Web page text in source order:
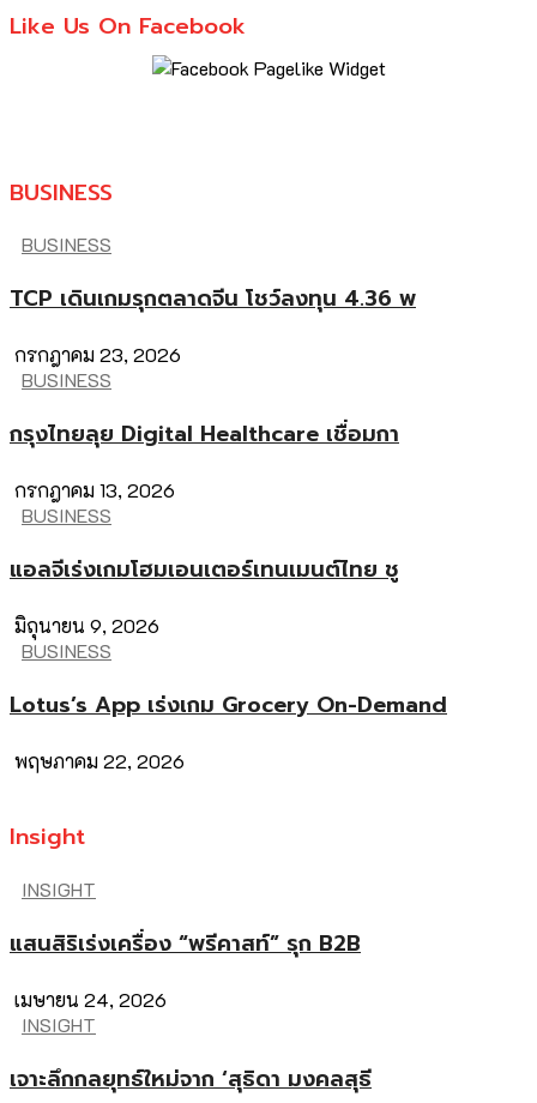
Like Us On Facebook
BUSINESS
BUSINESS
TCP เดินเกมรุกตลาดจีน โชว์ลงทุน 4.36 พ
กรกฎาคม 23, 2026
BUSINESS
กรุงไทยลุย Digital Healthcare เชื่อมกา
กรกฎาคม 13, 2026
BUSINESS
แอลจีเร่งเกมโฮมเอนเตอร์เทนเมนต์ไทย ชู
มิถุนายน 9, 2026
BUSINESS
Lotus’s App เร่งเกม Grocery On-Demand
พฤษภาคม 22, 2026
Insight
INSIGHT
แสนสิริเร่งเครื่อง “พรีคาสท์” รุก B2B
เมษายน 24, 2026
INSIGHT
เจาะลึกกลยุทธ์ใหม่จาก ‘สุธิดา มงคลสุธี